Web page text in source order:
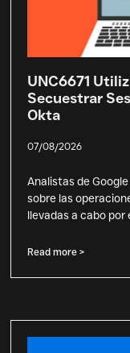
UNC6671
Secuestrar
Okta
07/08/2026
Analistas de
sobre las
llevadas a cabo por
Read more >